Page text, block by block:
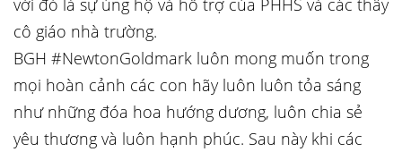
với đó là sự ủng hộ và hỗ trợ của PHHS và các thầy
cô giáo nhà trường.
BGH #NewtonGoldmark luôn mong muốn trong
mọi hoàn cảnh các con hãy luôn luôn tỏa sáng
như những đóa hoa hướng dương, luôn chia sẻ
yêu thương và luôn hạnh phúc. Sau này khi các